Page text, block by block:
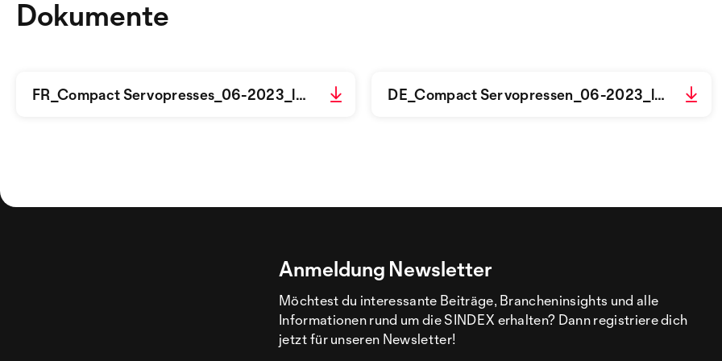
Dokumente
FR_Compact Servopresses_06-2023_low.pdf DE_Compact Servopressen_06-2023_low.pdf
Anmeldung Newsletter
Möchtest du interessante Beiträge, Brancheninsights und alle
Informationen rund um die SINDEX erhalten? Dann registriere dich
jetzt für unseren Newsletter!